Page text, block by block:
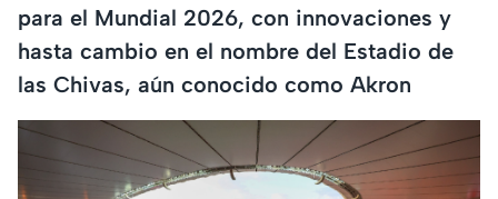
para el Mundial 2026, con innovaciones y
hasta cambio en el nombre del Estadio de
las Chivas, aún conocido como Akron